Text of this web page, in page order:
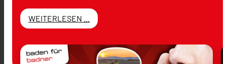
WEITERLESEN ...